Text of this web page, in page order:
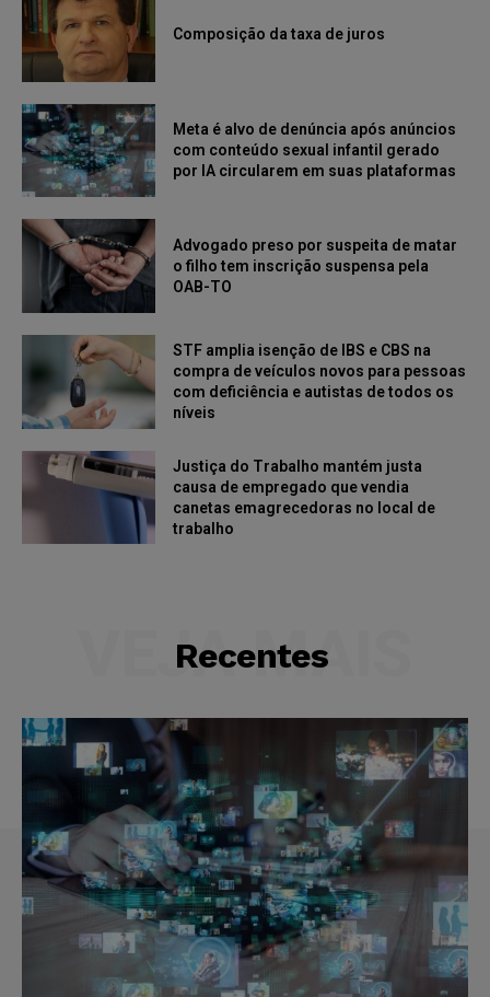
Composição da taxa de juros
Meta é alvo de denúncia após anúncios
com conteúdo sexual infantil gerado
por IA circularem em suas plataformas
Advogado preso por suspeita de matar
o filho tem inscrição suspensa pela
OAB-TO
STF amplia isenção de IBS e CBS na
compra de veículos novos para pessoas
com deficiência e autistas de todos os
níveis
Justiça do Trabalho mantém justa
causa de empregado que vendia
canetas emagrecedoras no local de
trabalho
Recentes
VEJA MAIS